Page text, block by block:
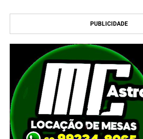
PUBLICIDADE